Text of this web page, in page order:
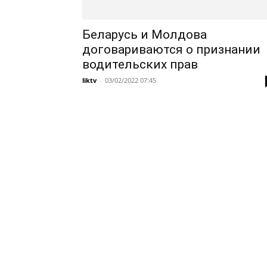
Беларусь и Молдова
договариваются о признании
водительских прав
liktv - 03/02/2022 07:45